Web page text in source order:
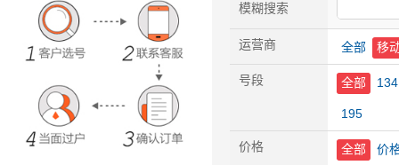
模糊搜索
运营商 全部 移
号段 全部 134
195
价格 全部 价